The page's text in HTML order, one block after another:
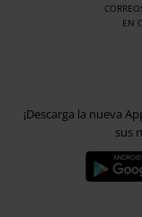
EN
¡Descarga la nueva
sus